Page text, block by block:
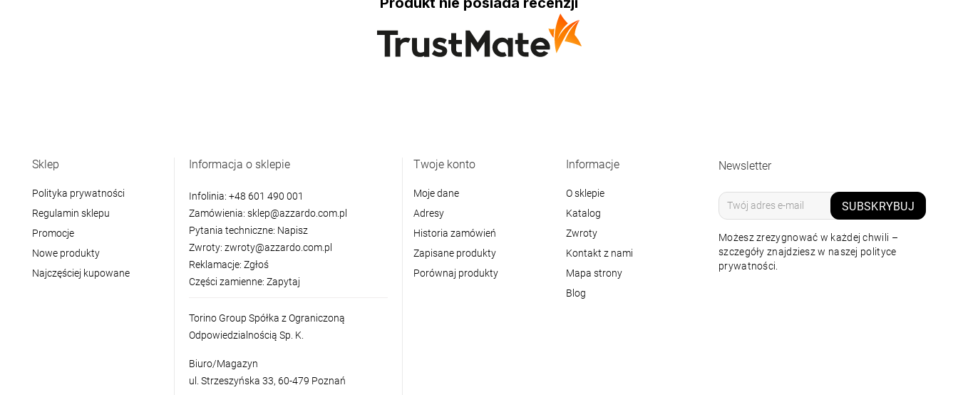
Sklep
Polityka prywatności
Regulamin sklepu
Promocje
Nowe produkty
Najczęściej kupowane
Informacja o sklepie
Infolinia: +48 601 490 001
Zamówienia: sklep@azzardo.com.pl
Pytania techniczne: Napisz
Zwroty: zwroty@azzardo.com.pl
Reklamacje: Zgłoś
Części zamienne: Zapytaj
Torino Group Spółka z Ograniczoną
Odpowiedzialnością Sp. K.
Biuro/Magazyn
ul. Strzeszyńska 33, 60-479 Poznań
Twoje konto
Moje dane
Adresy
Historia zamówień
Zapisane produkty
Porównaj produkty
Informacje
O sklepie
Katalog
Zwroty
Kontakt z nami
Mapa strony
Blog
Newsletter
SUBSKRYBUJ
Możesz zrezygnować w każdej chwili –
szczegóły znajdziesz w naszej polityce
prywatności.